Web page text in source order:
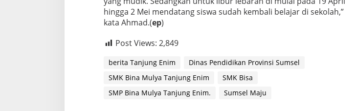
hingga 2 Mei mendatang siswa sudah kembali belajar di sekolah,”
kata Ahmad.(ep)
Post Views: 2,849
berita Tanjung Enim
Dinas Pendidikan Provinsi Sumsel
SMK Bina Mulya Tanjung Enim
SMK Bisa
SMP Bina Mulya Tanjung Enim.
Sumsel Maju